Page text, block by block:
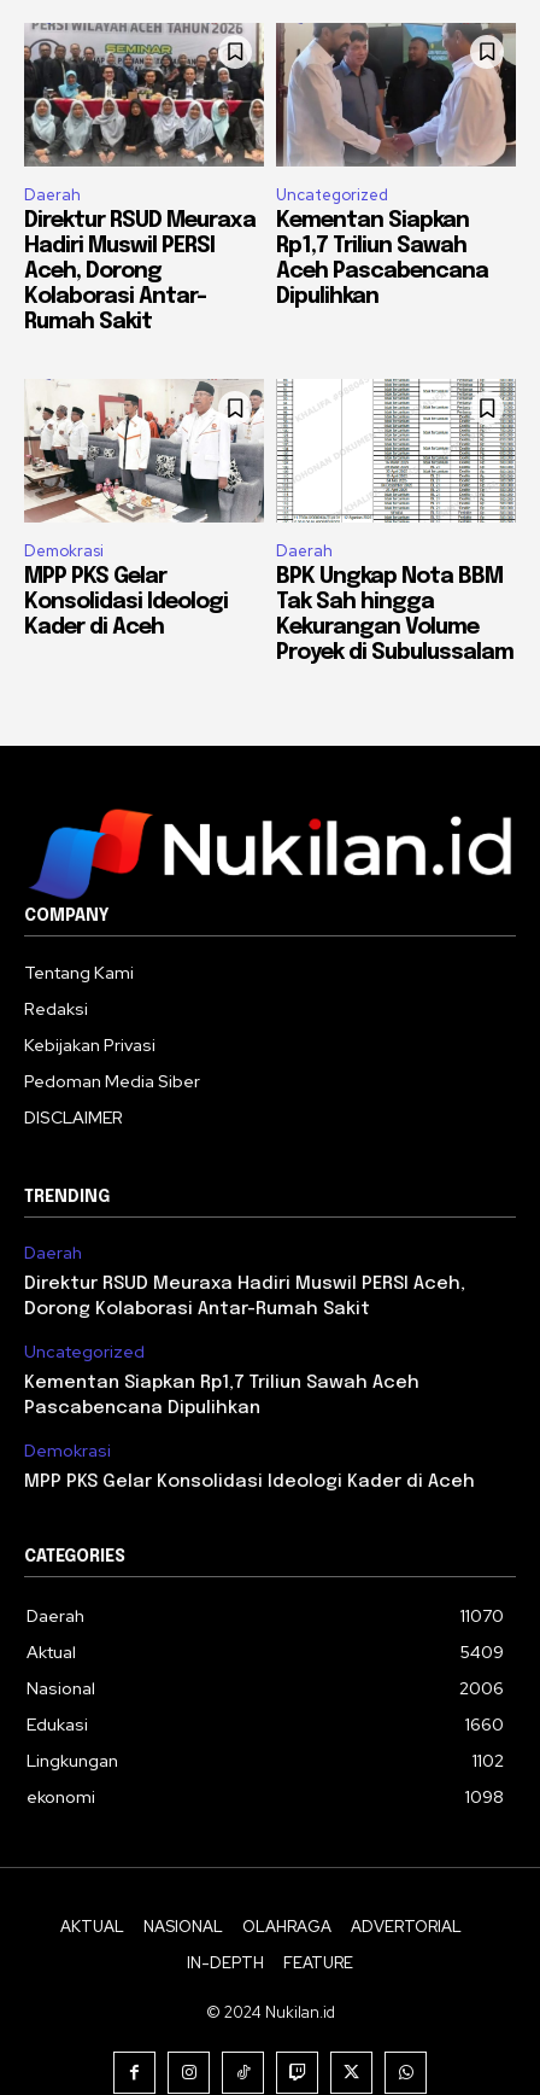
Daerah
Direktur RSUD Meuraxa
Hadiri Muswil PERSI
Aceh, Dorong
Kolaborasi Antar-
Rumah Sakit
Uncategorized
Kementan Siapkan
Rp1,7 Triliun Sawah
Aceh Pascabencana
Dipulihkan
Demokrasi
MPP PKS Gelar
Konsolidasi Ideologi
Kader di Aceh
Daerah
BPK Ungkap Nota BBM
Tak Sah hingga
Kekurangan Volume
Proyek di Subulussalam
COMPANY
Tentang Kami
Redaksi
Kebijakan Privasi
Pedoman Media Siber
DISCLAIMER
TRENDING
Daerah
Direktur RSUD Meuraxa Hadiri Muswil PERSI Aceh,
Dorong Kolaborasi Antar-Rumah Sakit
Uncategorized
Kementan Siapkan Rp1,7 Triliun Sawah Aceh
Pascabencana Dipulihkan
Demokrasi
MPP PKS Gelar Konsolidasi Ideologi Kader di Aceh
CATEGORIES
Daerah
11070
Aktual
5409
Nasional
2006
Edukasi
1660
Lingkungan
1102
ekonomi
1098
AKTUAL NASIONAL OLAHRAGA
ADVERTORIAL
IN-DEPTH
FEATURE
© 2024 Nukilan.id